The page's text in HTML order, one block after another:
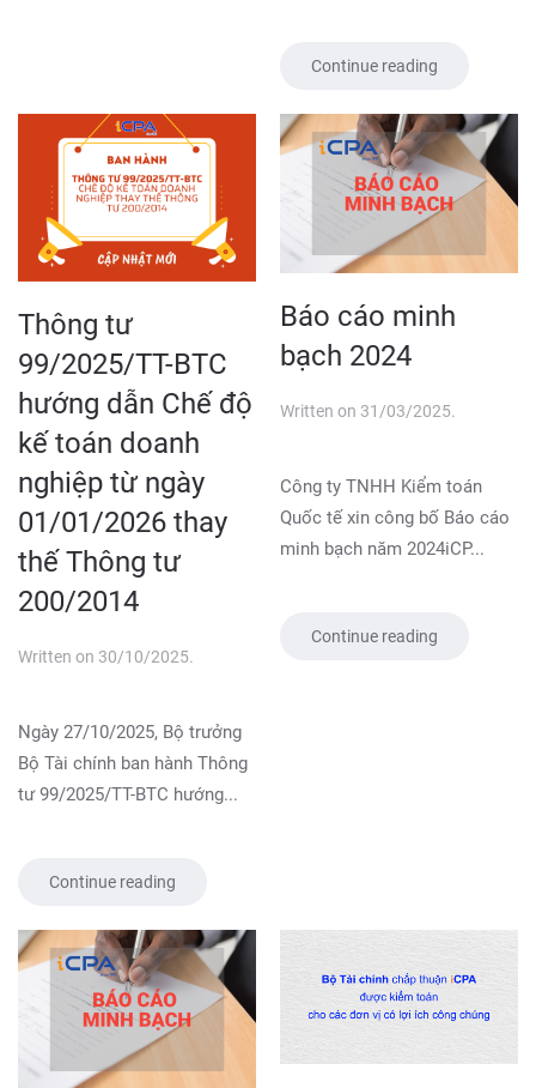
Continue reading
Thông tư
99/2025/TT-BTC
hướng dẫn Chế độ
kế toán doanh
nghiệp từ ngày
01/01/2026 thay
thế Thông tư
200/2014
Written on 30/10/2025.
Ngày 27/10/2025, Bộ trưởng
Bộ Tài chính ban hành Thông
tư 99/2025/TT-BTC hướng...
Continue reading
Báo cáo minh
bạch 2024
Written on 31/03/2025.
Công ty TNHH Kiểm toán
Quốc tế xin công bố Báo cáo
minh bạch năm 2024iCP...
Continue reading